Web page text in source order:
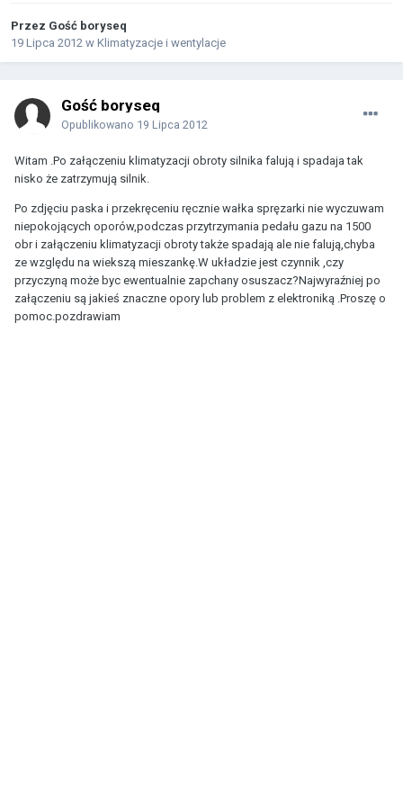
Przez Gość boryseq
19 Lipca 2012 w Klimatyzacje i wentylacje
Gość boryseq
Opublikowano 19 Lipca 2012
Witam .Po załączeniu klimatyzacji obroty silnika falują i spadaja tak
nisko że zatrzymują silnik.
Po zdjęciu paska i przekręceniu ręcznie wałka spręzarki nie wyczuwam
niepokojących oporów,podczas przytrzymania pedału gazu na 1500
obr i załączeniu klimatyzacji obroty także spadają ale nie falują,chyba
ze względu na wiekszą mieszankę.W układzie jest czynnik ,czy
przyczyną może byc ewentualnie zapchany osuszacz?Najwyraźniej po
załączeniu są jakieś znaczne opory lub problem z elektroniką .Proszę o
pomoc.pozdrawiam